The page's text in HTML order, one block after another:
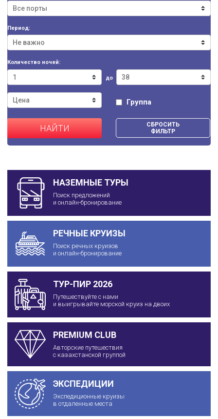
Период:
Количество ночей:
до
Группа
НАЙТИ
СБРОСИТЬ
ФИЛЬТР
НАЗЕМНЫЕ ТУРЫ
Поиск предложений
и онлайн-бронирование
РЕЧНЫЕ КРУИЗЫ
Поиск речных круизов
и онлайн-бронирование
ТУР-ПИР 2026
Путешествуйте с нами
и выигрывайте морской круиз на двоих
PREMIUM CLUB
Авторские путешествия
с казахстанской группой
ЭКСПЕДИЦИИ
Экспедиционные круизы
в отдаленные места